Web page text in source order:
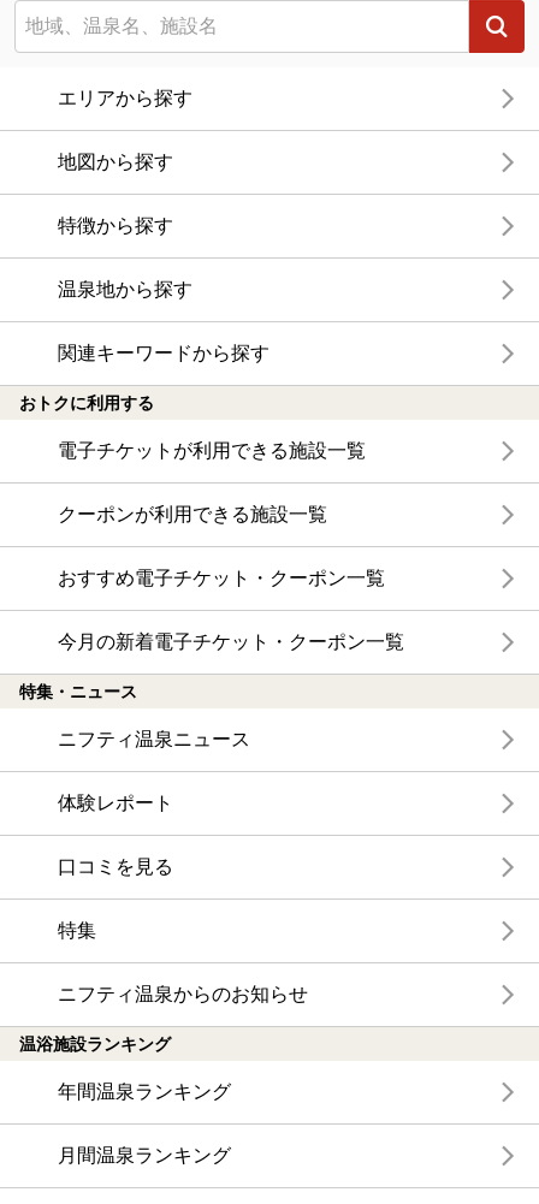
エリアから探す
地図から探す
特徴から探す
温泉地から探す
関連キーワードから探す
おトクに利用する
電子チケットが利用できる施設一覧
クーポンが利用できる施設一覧
おすすめ電子チケット・クーポン一覧
今月の新着電子チケット・クーポン一覧
特集・ニュース
ニフティ温泉ニュース
体験レポート
口コミを見る
特集
ニフティ温泉からのお知らせ
温浴施設ランキング
年間温泉ランキング
月間温泉ランキング